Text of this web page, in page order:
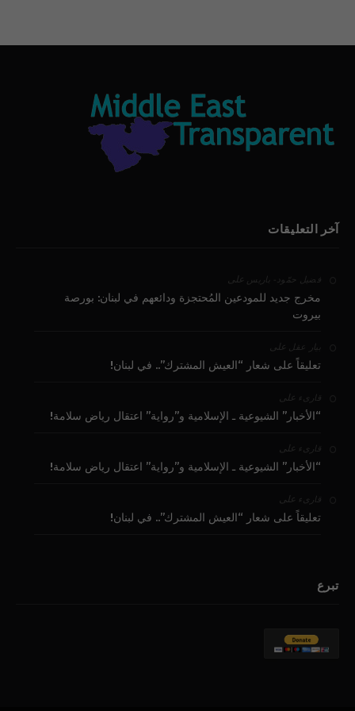
آخر التعليقات
فضيل حمّود - باريس على
مخرج جديد للمودعين المُحتجزة ودائعهم في لبنان: بورصة
بيروت
بيار عقل على
تعليقاً على شعار “العيش المشترك”.. في لبنان!
قارىء على
“الأخبار” الشيوعية ـ الإسلامية و”رواية” اعتقال رياض سلامة!
قارىء على
“الأخبار” الشيوعية ـ الإسلامية و”رواية” اعتقال رياض سلامة!
قارىء على
تعليقاً على شعار “العيش المشترك”.. في لبنان!
تبرع